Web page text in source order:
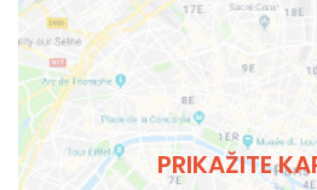
PRIKAŽITE